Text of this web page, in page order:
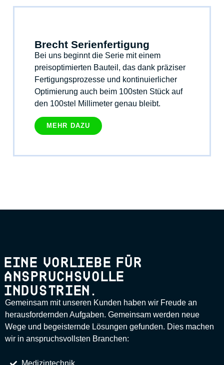
Brecht Serienfertigung
Bei uns beginnt die Serie mit einem
preisoptimierten Bauteil, das dank präziser
Fertigungsprozesse und kontinuierlicher
Optimierung auch beim 100sten Stück auf
den 100stel Millimeter genau bleibt.
MEHR DAZU
EINE VORLIEBE FÜR
ANSPRUCHSVOLLE
INDUSTRIEN.
Gemeinsam mit unseren Kunden haben wir Freude an
herausfordernden Aufgaben. Gemeinsam werden neue
Wege und begeisternde Lösungen gefunden. Dies machen
wir in anspruchsvollsten Branchen:
Medizintechnik